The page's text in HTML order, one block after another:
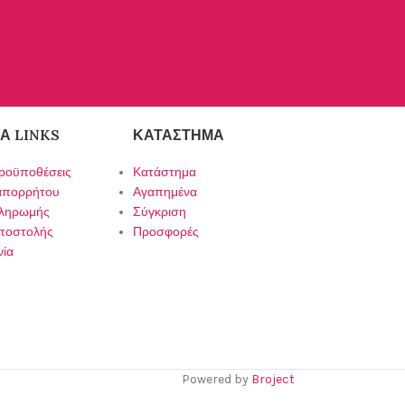
LINKS ΚΑΤΆΣΤΗΜΑ
Κατάστημα
Αγαπημένα
Σύγκριση
Προσφορές
Powered by Broject